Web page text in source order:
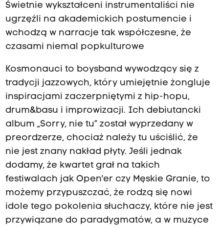
Świetnie wykształceni instrumentaliści nie
ugrzęźli na akademickich postumencie i
wchodzą w narracje tak współczesne, że
czasami niemal popkulturowe
Kosmonauci to boysband wywodzący się z
tradycji jazzowych, który umiejętnie żongluje
inspiracjami zaczerpniętymi z hip-hopu,
drum&basu i improwizacji. Ich debiutancki
album „Sorry, nie tu” został wyprzedany w
preordzerze, chociaż należy tu uściślić, że
nie jest znany nakład płyty. Jeśli jednak
dodamy, że kwartet grał na takich
festiwalach jak Open'er czy Męskie Granie, to
możemy przypuszczać, że rodzą się nowi
idole tego pokolenia słuchaczy, które nie jest
przywiązane do paradygmatów, a w muzyce